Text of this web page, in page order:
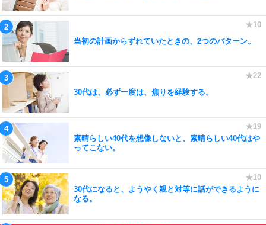
当初の計画からずれていたときの、2つのパターン。
30代は、必ず一度は、焦りを経験する。
素晴らしい40代を想像しないと、素晴らしい40代はや
ってこない。
30代になると、ようやく親と対等に話ができるように
なる。